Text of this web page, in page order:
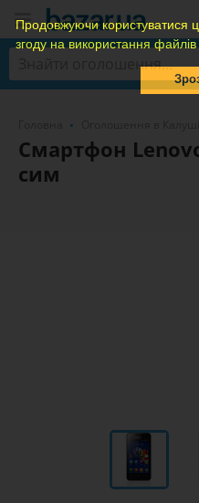
Продовжуючи користуватися
згоду на використання
Смартфон
сим